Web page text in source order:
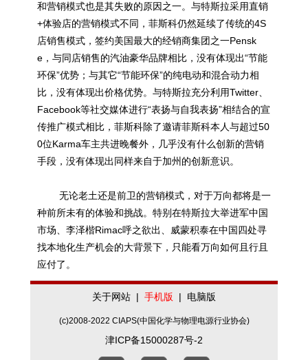
和营销模式也是其失败的原因之一。与特斯拉采用直销
+体验店的营销模式不同，菲斯科仍然延续了传统的4S
店销售模式，签约美国最大的经销商集团之一Pensk
e，与同店销售的汽油豪华品牌相比，没有体现出“节能
环保”优势；与其它“节能环保”的纯电动和混合动力相
比，没有体现出价格优势。与特斯拉充分利用Twitter、
Facebook等社交媒体进行“表扬与自我表扬”相结合的宣
传推广模式相比，菲斯科除了邀请菲斯科本人与超过50
0位Karma车主共进晚餐外，几乎没有什么创新的营销
手段，没有体现出同样来自于加州的创新意识。
无论老土还是前卫的营销模式，对于万向都将是一
种前所未有的体验和挑战。特别在特斯拉大举进军中国
市场、李泽楷Rimac呼之欲出、威蒙积泰在中国四处寻
找本地化生产机会的大背景下，只能看万向如何且行且
应付了。
关于网站 | 手机版 | 电脑版
(c)2008-2022 CIAPS(中国化学与物理电源行业协会)
津ICP备15000287号-2